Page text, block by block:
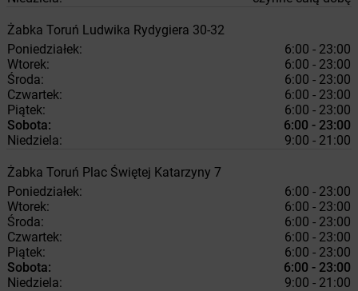
Żabka Toruń Ludwika Rydygiera 30-32
Poniedziałek:
6:00 - 23:00
Wtorek:
6:00 - 23:00
Środa:
6:00 - 23:00
Czwartek:
6:00 - 23:00
Piątek:
6:00 - 23:00
Sobota:
6:00 - 23:00
Niedziela:
9:00 - 21:00
Żabka Toruń Plac Świętej Katarzyny 7
Poniedziałek:
6:00 - 23:00
Wtorek:
6:00 - 23:00
Środa:
6:00 - 23:00
Czwartek:
6:00 - 23:00
Piątek:
6:00 - 23:00
Sobota:
6:00 - 23:00
Niedziela:
9:00 - 21:00